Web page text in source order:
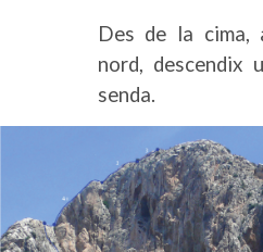
Des de la
nord, descendix
senda.